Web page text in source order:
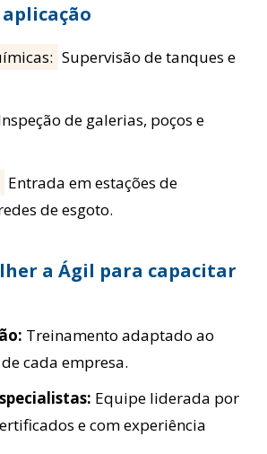
aplicação
Supervisão de tanques e
de galerias, poços e
Entrada em estações de
de esgoto.
a Ágil para capacitar
Treinamento adaptado ao
cada empresa.
Equipe liderada por
e com experiência